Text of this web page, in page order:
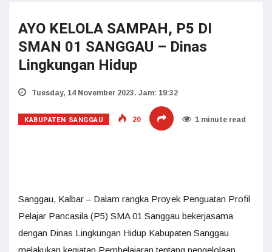
AYO KELOLA SAMPAH, P5 DI
SMAN 01 SANGGAU – Dinas
Lingkungan Hidup
Tuesday, 14 November 2023. Jam: 19:32
KABUPATEN SANGGAU 20 1 minute read
Sanggau, Kalbar – Dalam rangka Proyek Penguatan Profil
Pelajar Pancasila (P5) SMA 01 Sanggau bekerjasama
dengan Dinas Lingkungan Hidup Kabupaten Sanggau
melakukan kegiatan Pembelajaran tentang pengelolaan